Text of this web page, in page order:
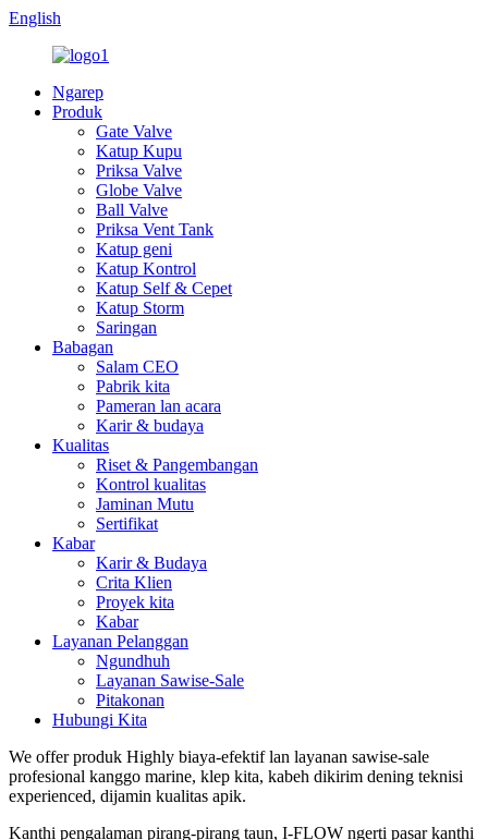
English
Ngarep
Produk
Gate Valve
Katup Kupu
Priksa Valve
Globe Valve
Ball Valve
Priksa Vent Tank
Katup geni
Katup Kontrol
Katup Self & Cepet
Katup Storm
Saringan
Babagan
Salam CEO
Pabrik kita
Pameran lan acara
Karir & budaya
Kualitas
Riset & Pangembangan
Kontrol kualitas
Jaminan Mutu
Sertifikat
Kabar
Karir & Budaya
Crita Klien
Proyek kita
Kabar
Layanan Pelanggan
Ngundhuh
Layanan Sawise-Sale
Pitakonan
Hubungi Kita
We offer produk Highly biaya-efektif lan layanan sawise-sale
profesional kanggo marine, klep kita, kabeh dikirim dening teknisi
experienced, dijamin kualitas apik.
Kanthi pengalaman pirang-pirang taun, I-FLOW ngerti pasar kanthi